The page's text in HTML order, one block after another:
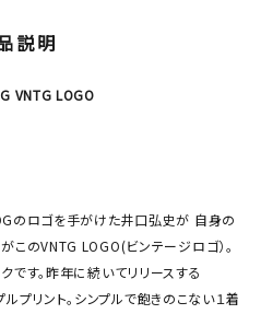
説明
VNTG LOGO
のロゴを手がけた井口弘史が 自身の
のVNTG LOGO(ビンテージロゴ）。
す。昨年に続いてリリースする
プリント。シンプルで飽きのこない１着